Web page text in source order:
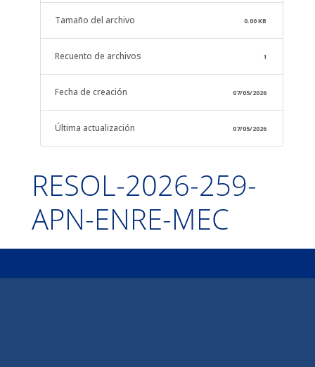
Tamaño del archivo 0.00 KB
Recuento de archivos 1
Fecha de creación 07/05/2026
Última actualización 07/05/2026
RESOL-2026-259-
APN-ENRE-MEC